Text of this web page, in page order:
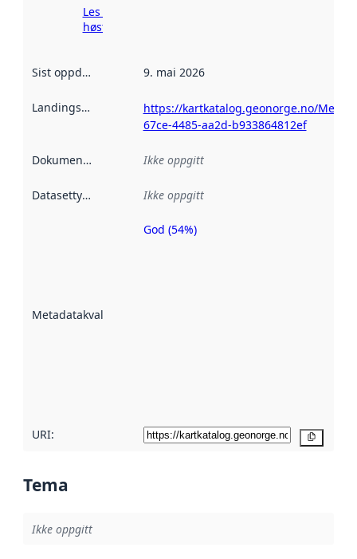
Les mer om
høsting her
Sist oppdatert 9. mai 2026
Landingsside
https://kartkatalog.geonorge.no/
67ce-4485-aa2d-b933864812ef
Dokumentasjon Ikke oppgitt
Datasettype Ikke oppgitt
Metadatakvalitet
Metadatakvalitet
God (54%)
URI:
Tema
Ikke oppgitt